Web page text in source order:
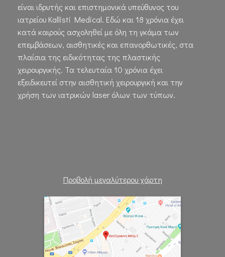
είναι ιδρυτής και επιστημονικά υπεύθυνος του
ιατρείου Kallisti Medical. Εδώ και 18 χρόνια έχει
κατά καιρούς ασχοληθεί με όλη τη γκάμα των
επεμβάσεων, αισθητικές και επανορθωτικές, στα
πλαίσια της ειδικότητας της πλαστικής
χειρουργικής. Τα τελευταία 10 χρόνια έχει
εξειδικευτεί στην αισθητική χειρουργική και την
χρήση των ιατρικών laser όλων των τύπων.
Προβολή μεγαλύτερου χάρτη